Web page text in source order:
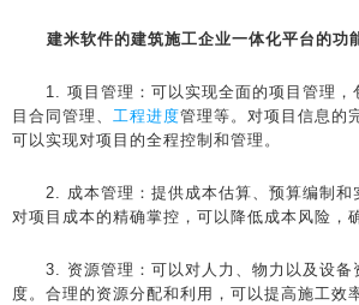
建米软件的建筑施工企业一体化平台的功
1. 项目管理：可以实现全面的项目管理，
目合同管理、 工程进度管理等。对项目信息的
可以实现对项目的全程控制和管理。
2. 成本管理：提供成本估算、预算编制和
对项目成本的精确掌控，可以降低成本风险，
3. 资源管理：可以对人力、物力以及设备
度。合理的资源分配和利用，可以提高施工效